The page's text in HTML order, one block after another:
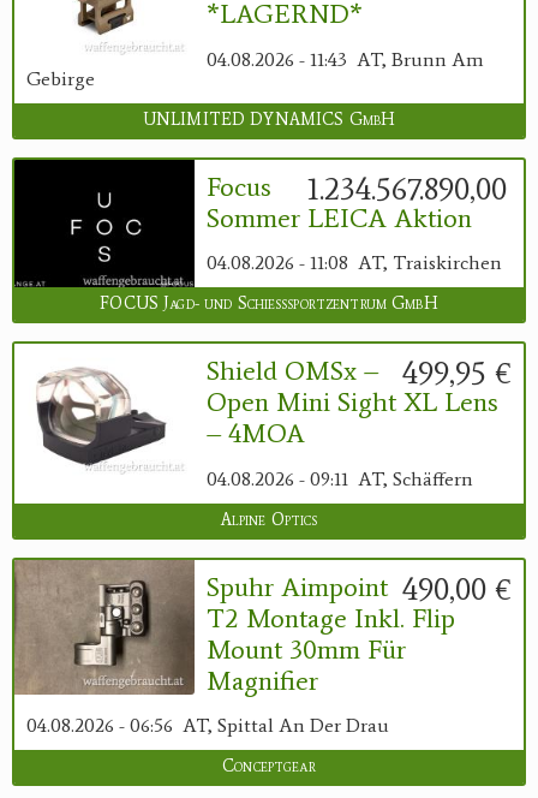
*LAGERND*
04.08.2026 - 11:43 AT, Brunn Am
Gebirge
UNLIMITED DYNAMICS GmbH
1.234.567.890,00 €
Focus
Sommer LEICA Aktion
04.08.2026 - 11:08 AT, Traiskirchen
FOCUS Jagd- und Schießsportzentrum GmbH
499,95 €
Shield OMSx –
Open Mini Sight XL Lens
– 4MOA
04.08.2026 - 09:11 AT, Schäffern
Alpine Optics
490,00 €
Spuhr Aimpoint
T2 Montage Inkl. Flip
Mount 30mm Für
Magnifier
04.08.2026 - 06:56 AT, Spittal An Der Drau
Conceptgear